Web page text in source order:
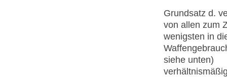
Grundsatz d.
von allen zum
wenigsten in
siehe unten)